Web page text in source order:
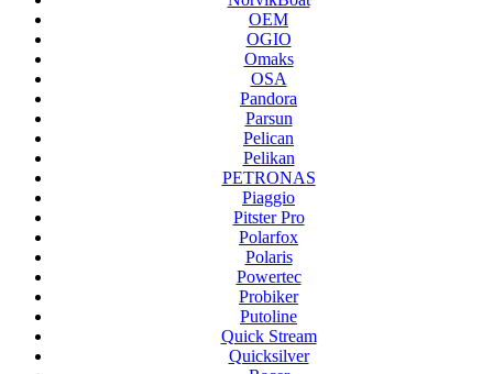
OEM
OGIO
Omaks
OSA
Pandora
Parsun
Pelican
Pelikan
PETRONAS
Piaggio
Pitster Pro
Polarfox
Polaris
Powertec
Probiker
Putoline
Quick Stream
Quicksilver